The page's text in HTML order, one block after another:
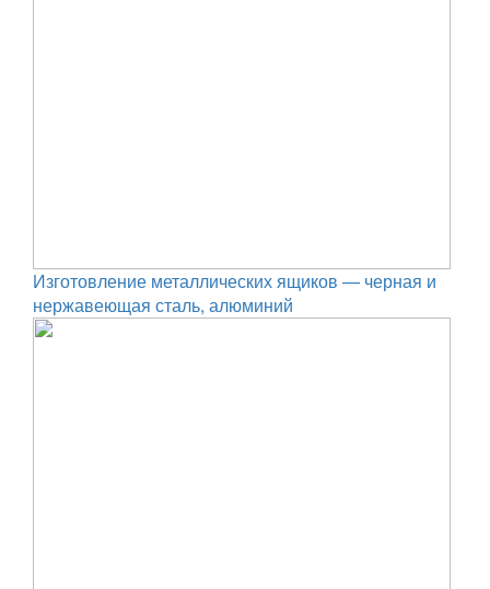
Изготовление металлических ящиков — черная и
нержавеющая сталь, алюминий